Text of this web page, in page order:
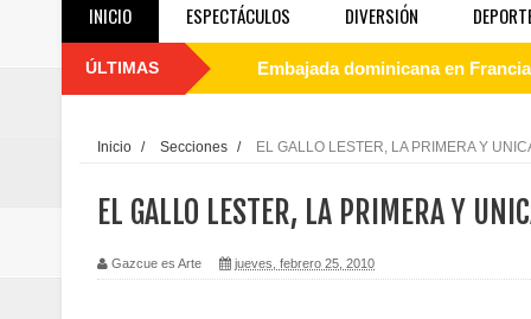
INICIO ESPECTÁCULOS DIVERSIÓN
ÚLTIMAS Embajada dominicana en
“Los Rechazados 2” llega a los
Designan a Angelina Biviana
Inicio / Secciones / EL GALLO LESTER, LA PRIMERA Y
EL GALLO LESTER, LA PRIMERA Y
Gazcue es Arte jueves, febrero 25, 2010